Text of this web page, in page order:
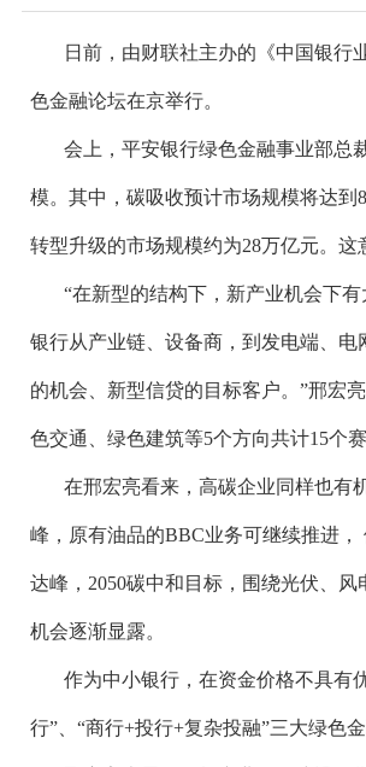
日前，由财联社主办的《中国银行
色金融论坛在京举行。
会上，平安银行绿色金融事业部总
模。其中，碳吸收预计市场规模将达
转型升级的市场规模约为28万亿元。
“在新型的结构下，新产业机会下
银行从产业链、设备商，到发电端、
的机会、新型信贷的目标客户。”邢宏
色交通、绿色建筑等5个方向共计15个赛
在邢宏亮看来，高碳企业同样也有
峰，原有油品的BBC业务可继续推进，
达峰，2050碳中和目标，围绕光伏、
机会逐渐显露。
作为中小银行，在资金价格不具有
行”、“商行+投行+复杂投融”三大绿色